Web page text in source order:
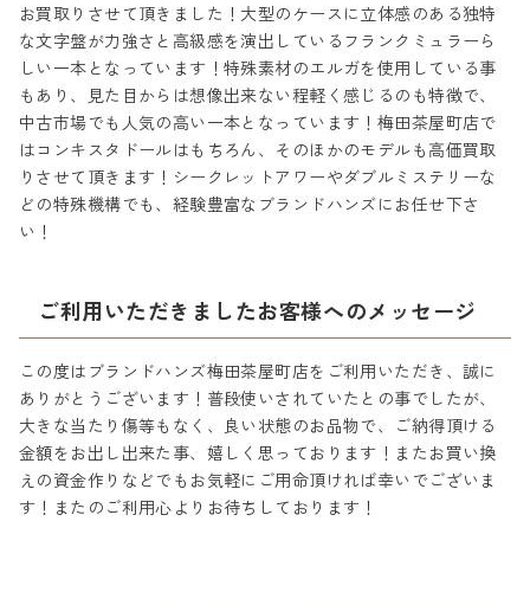
お買取りさせて頂きました！大型のケースに立体感のある独特
な文字盤が力強さと高級感を演出しているフランクミュラーら
しい一本となっています！特殊素材のエルガを使用している事
もあり、見た目からは想像出来ない程軽く感じるのも特徴で、
中古市場でも人気の高い一本となっています！梅田茶屋町店で
はコンキスタドールはもちろん、そのほかのモデルも高価買取
りさせて頂きます！シークレットアワーやダブルミステリーな
どの特殊機構でも、経験豊富なブランドハンズにお任せ下さ
い！
ご利用いただきましたお客様へのメッセージ
この度はブランドハンズ梅田茶屋町店をご利用いただき、誠に
ありがとうございます！普段使いされていたとの事でしたが、
大きな当たり傷等もなく、良い状態のお品物で、ご納得頂ける
金額をお出し出来た事、嬉しく思っております！またお買い換
えの資金作りなどでもお気軽にご用命頂ければ幸いでございま
す！またのご利用心よりお待ちしております！